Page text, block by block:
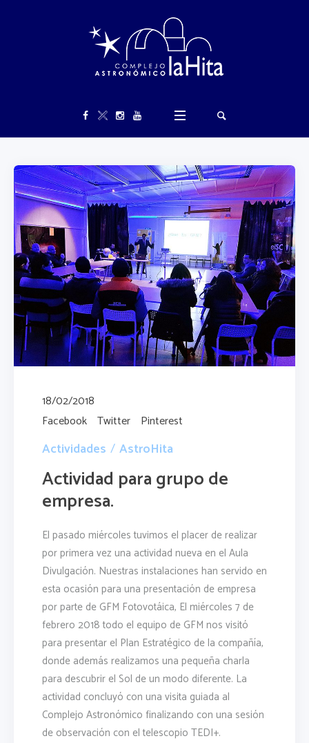
18/02/2018
Facebook Twitter Pinterest
Actividades AstroHita
Actividad para grupo de
empresa.
El pasado miércoles tuvimos el placer de realizar
por primera vez una actividad nueva en el Aula
Divulgación. Nuestras instalaciones han servido en
esta ocasión para una presentación de empresa
por parte de GFM Fotovotáica, El miércoles 7 de
febrero 2018 todo el equipo de GFM nos visitó
para presentar el Plan Estratégico de la compañía,
donde además realizamos una pequeña charla
para descubrir el Sol de un modo diferente. La
actividad concluyó con una visita guiada al
Complejo Astronómico finalizando con una sesión
de observación con el telescopio TEDI+.